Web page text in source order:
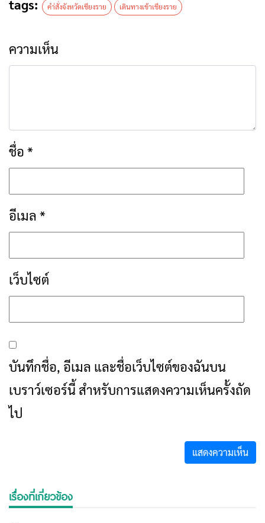
tags: คำ่สั่งจังหวัดเชียงราย เดินทางเข้าเชียงราย
ความเห็น
ชื่อ *
อีเมล *
เว็บไซต์
บันทึกชื่อ, อีเมล และชื่อเว็บไซต์ของฉันบน
เบราว์เซอร์นี้ สำหรับการแสดงความเห็นครั้งถัด
ไป
เรื่องที่เกี่ยวข้อง